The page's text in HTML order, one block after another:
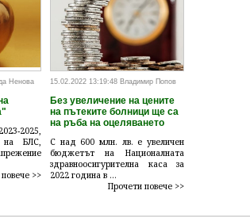
Ненова
2025,
на БЛС,
>>
15.02.2022 13:19:48 Владимир Попов
Без увеличение на цените
на пътеките болници ще са
на ръба на оцеляването
С над 600 млн. лв. е увеличен
бюджетът на Националната
здравноосигурителна каса за
2022 година в ...
Прочети повече >>